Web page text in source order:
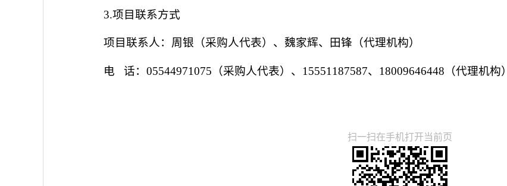
3.项目联系方式
项目联系人：周银（采购人代表）、魏家辉、田锋（代理机构）
电 话：05544971075（采购人代表）、15551187587、18009646448（代理机构）
扫一扫在手机打开当前页